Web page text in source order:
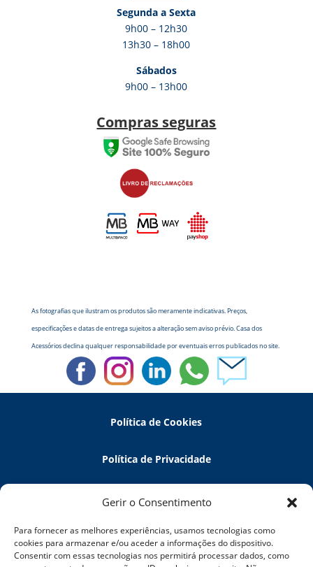
Gerir o Consentimento
Para fornecer as melhores experiências, usamos tecnologias como
cookies para armazenar e/ou aceder a informações do dispositivo.
Consentir com essas tecnologias nos permitirá processar dados, como
Segunda a Sexta
9h00 – 12h30
13h30 – 18h00
Sábados
9h00 – 13h00
Compras seguras
As fotografias que ilustram os produtos são meramente indicativas. Preços,
especificações e datas de entrega sujeitos a alteração sem aviso prévio. Casa dos
Acessórios declina qualquer responsabilidade por eventuais erros publicados no site.
Política de Cookies
Política de Privacidade
Política de Devoluções
Termos e Condições